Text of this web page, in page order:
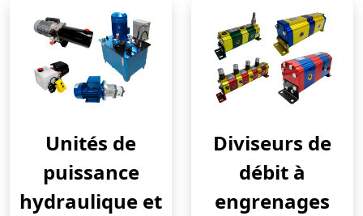
Unités de
puissance
hydraulique et
Diviseurs de
débit à
engrenages